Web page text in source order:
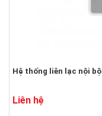
Hệ thống liên lạc nội
Liên hệ